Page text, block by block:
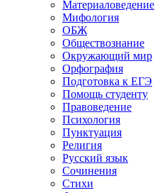
Материаловедение
Мифология
ОБЖ
Обществознание
Окружающий мир
Орфография
Подготовка к ЕГЭ
Помощь студенту
Правоведение
Психология
Пунктуация
Религия
Русский язык
Сочинения
Стихи